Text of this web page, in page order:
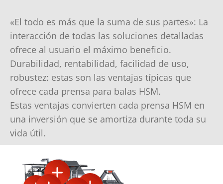
«El todo es más que la suma de sus partes»: La
interacción de todas las soluciones detalladas
ofrece al usuario el máximo beneficio.
Durabilidad, rentabilidad, facilidad de uso,
robustez: estas son las ventajas típicas que
ofrece cada prensa para balas HSM.
Estas ventajas convierten cada prensa HSM en
una inversión que se amortiza durante toda su
vida útil.